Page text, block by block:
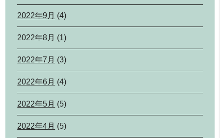
2022年9月 (4)
2022年8月 (1)
2022年7月 (3)
2022年6月 (4)
2022年5月 (5)
2022年4月 (5)